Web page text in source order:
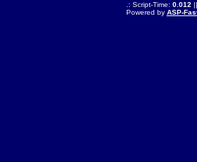
.: Script-Time: 0.012
Powered by ASP-